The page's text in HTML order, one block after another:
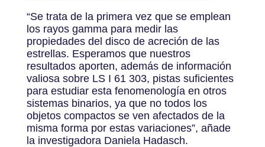
“Se trata de la primera vez que se emplean
los rayos gamma para medir las
propiedades del disco de acreción de las
estrellas. Esperamos que nuestros
resultados aporten, además de información
valiosa sobre LS I 61 303, pistas suficientes
para estudiar esta fenomenología en otros
sistemas binarios, ya que no todos los
objetos compactos se ven afectados de la
misma forma por estas variaciones”, añade
la investigadora Daniela Hadasch.